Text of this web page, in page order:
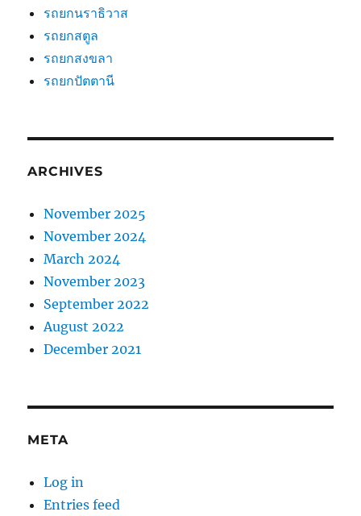
รถยกนราธิวาส
รถยกสตูล
รถยกสงขลา
รถยกปัตตานี
ARCHIVES
November 2025
November 2024
March 2024
November 2023
September 2022
August 2022
December 2021
META
Log in
Entries feed